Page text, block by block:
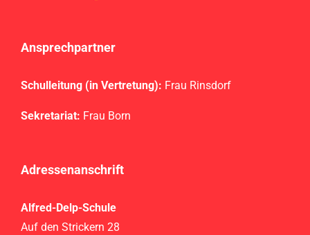
Ansprechpartner
Schulleitung (in Vertretung): Frau Rinsdorf
Sekretariat: Frau Born
Adressenanschrift
Alfred-Delp-Schule
Auf den Strickern 28